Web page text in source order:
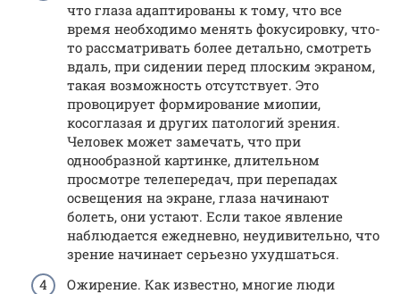
что глаза адаптированы к тому, что все
время необходимо менять фокусировку, что-
то рассматривать более детально, смотреть
вдаль, при сидении перед плоским экраном,
такая возможность отсутствует. Это
провоцирует формирование миопии,
косоглазая и других патологий зрения.
Человек может замечать, что при
однообразной картинке, длительном
просмотре телепередач, при перепадах
освещения на экране, глаза начинают
болеть, они устают. Если такое явление
наблюдается ежедневно, неудивительно, что
зрение начинает серьезно ухудшаться.
Ожирение. Как известно, многие люди